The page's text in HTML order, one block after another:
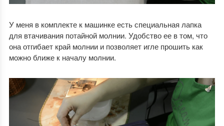
У меня в комплекте к машинке есть специальная лапка
для втачивания потайной молнии. Удобство ее в том, что
она отгибает край молнии и позволяет игле прошить как
можно ближе к началу молнии.